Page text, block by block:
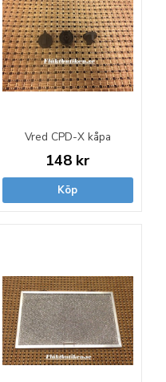
Vred CPD-X kåpa
148 kr
Köp